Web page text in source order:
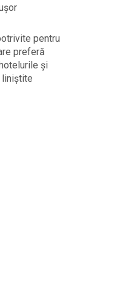
pentru
preferă
și